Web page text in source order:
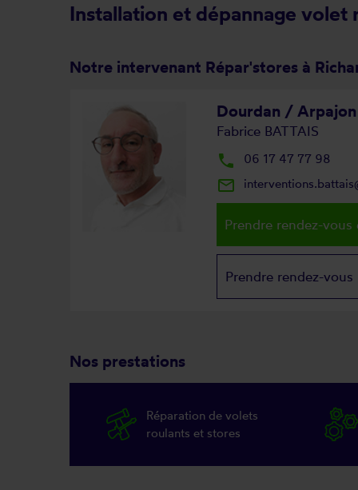
Installation et dépannage volet
Notre intervenant Répar'stores à
Dourdan / Arpajon
Fabrice BATTAIS
local_phone 06 17 47 77 98
mail_outline
Prendre rendez-vous
Prendre rendez-vous
Nos prestations
Réparation de volets
roulants et stores